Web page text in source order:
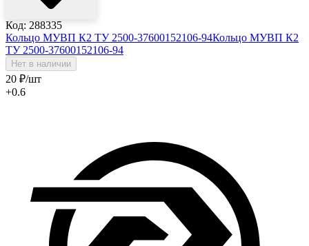
Код: 288335
Кольцо МУВП К2 ТУ 2500-37600152106-94Кольцо МУВП К2
ТУ 2500-37600152106-94
Нет в наличии
20 ₽/шт
+0.6